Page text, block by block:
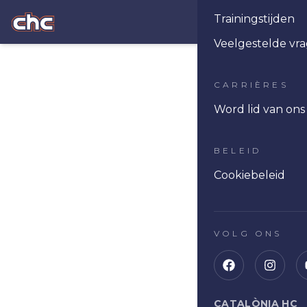
Trainingstijden
Veelgestelde
CARRIÈRES
Word lid van
BELEID
Cookiebeleid
VOLG ONS
CATALÒNIA HC